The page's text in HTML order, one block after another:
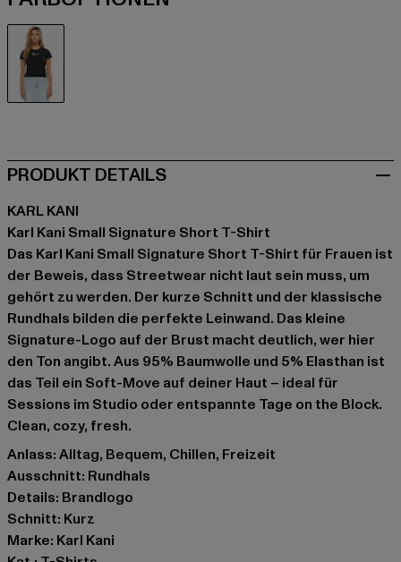
PRODUKT DETAILS
KARL KANI
Karl Kani Small Signature Short T-Shirt
Das Karl Kani Small Signature Short T-Shirt für Frauen ist
der Beweis, dass Streetwear nicht laut sein muss, um
gehört zu werden. Der kurze Schnitt und der klassische
Rundhals bilden die perfekte Leinwand. Das kleine
Signature-Logo auf der Brust macht deutlich, wer hier
den Ton angibt. Aus 95% Baumwolle und 5% Elasthan ist
das Teil ein Soft-Move auf deiner Haut – ideal für
Sessions im Studio oder entspannte Tage on the Block.
Clean, cozy, fresh.
Anlass: Alltag, Bequem, Chillen, Freizeit
Ausschnitt: Rundhals
Details: Brandlogo
Schnitt: Kurz
Marke: Karl Kani